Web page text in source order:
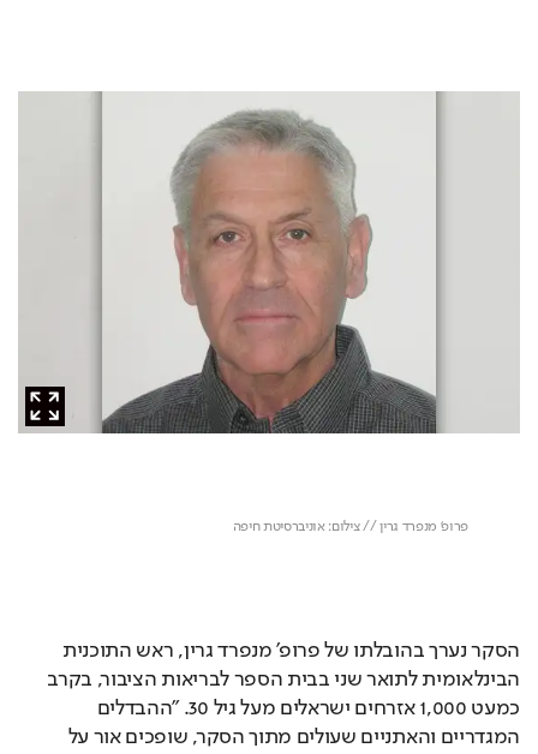
                פרופ' מנפרד גרין // צילום: אוניברסיטת חיפה
הסקר נערך בהובלתו של פרופ' מנפרד גרין, ראש התוכנית
הבינלאומית לתואר שני בבית הספר לבריאות הציבור, בקרב
כמעט 1,000 אזרחים ישראלים מעל גיל 30. "ההבדלים
המגדריים והאתניים שעולים מתוך הסקר, שופכים אור על